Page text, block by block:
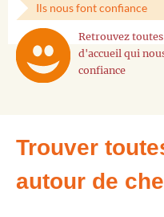
Ils nous font confiance
Retrouvez
d'accueil qui
confiance
Trouver
autour de